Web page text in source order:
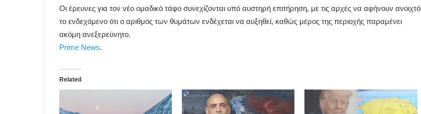
Οι έρευνες για τον νέο ομαδικό τάφο συνεχίζονται υπό αυστηρή επιτήρηση, με τις αρχές να αφήνουν ανοιχτό
το ενδεχόμενο ότι ο αριθμός των θυμάτων ενδέχεται να αυξηθεί, καθώς μέρος της περιοχής παραμένει
ακόμη ανεξερεύνητο.
Prime News.
Related